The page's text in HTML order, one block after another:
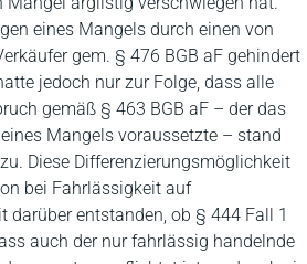
eines Mangels durch einen von
gem. § 476 BGB aF gehindert
jedoch nur zur Folge, dass alle
gemäß § 463 BGB aF – der das
Mangels voraussetzte – stand
Diese Differenzierungsmöglichkeit
bei Fahrlässigkeit auf
darüber entstanden, ob § 444 Fall 1
auch der nur fahrlässig handelnde